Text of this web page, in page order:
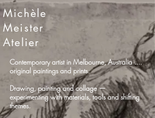
Michèle
Meister
Atelier
Contemporary artist in Melbourne, Australia ....
original paintings and prints.
Drawing, painting and collage —
experimenting with materials, tools and shifting
themes.